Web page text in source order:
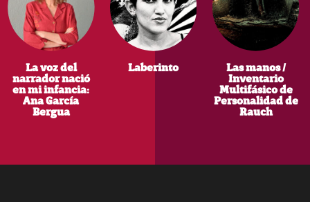
La voz del
narrador nació
en mi infancia:
Ana García
Bergua
Laberinto
Las manos /
Inventario
Multifásico de
Personalidad de
Rauch